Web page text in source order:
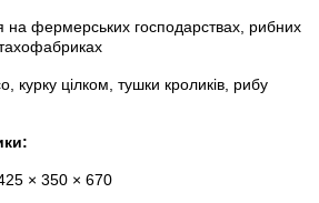
на фермерських господарствах, рибних
курку цілком, тушки кроликів, рибу
× 350 × 670